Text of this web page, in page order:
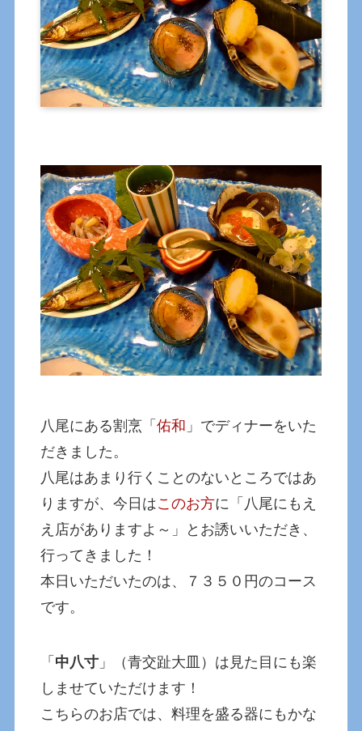
八尾にある割烹「佑和 」でディナーをいた
だきました。
八尾はあまり行くことのないところではあ
りますが、今日はこのお方に「八尾にもえ
え店がありますよ～」とお誘いいただき、
行ってきました！
本日いただいたのは、７３５０円のコース
です。
「 中八寸 」（青交趾大皿）は見た目にも楽
しませていただけます！
こちらのお店では、料理を盛る器にもかな